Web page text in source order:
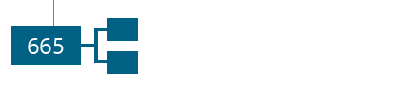
665